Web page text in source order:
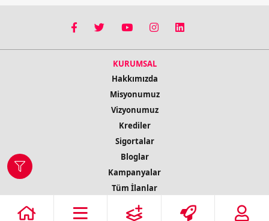
KURUMSAL
Hakkımızda
Misyonumuz
Vizyonumuz
Krediler
Sigortalar
Bloglar
Kampanyalar
Tüm İlanlar
İletişim Bilgileri